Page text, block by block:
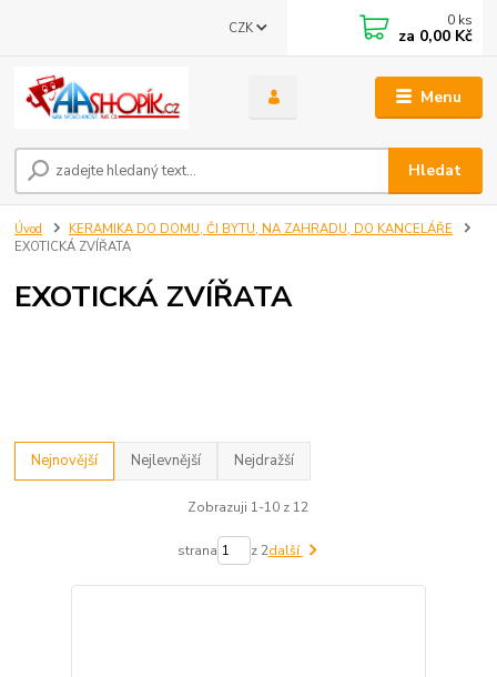
Menu
CZK
Hledat
0 ks
za 0,00 Kč
Úvod
KERAMIKA DO DOMU, ČI BYTU, NA ZAHRADU, DO KANCELÁŘE
EXOTICKÁ ZVÍŘATA
EXOTICKÁ ZVÍŘATA
Nejnovější Nejlevnější Nejdražší
Zobrazuji 1-10 z 12
strana z 2další